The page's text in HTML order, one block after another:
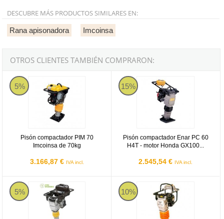
DESCUBRE MÁS PRODUCTOS SIMILARES EN:
Rana apisonadora Imcoinsa
OTROS CLIENTES TAMBIÉN COMPRARON:
5%
Pisón compactador PIM 70
Imcoinsa de 70kg
3.166,87 € IVA incl.
Pisón compactador PIM 70 Imcoinsa de 70kg
15%
Pisón compactador Enar PC 60
H4T - motor Honda GX100...
2.545,54 € IVA incl.
Pisón compactador Enar PC 60
5%
Pisón compactador E-Power 72 Imcoinsa de 72kg
10%
Pisón compactador Mikasa MT